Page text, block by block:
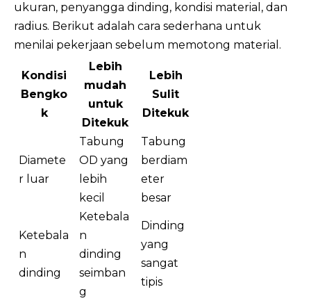
ukuran, penyangga dinding, kondisi material, dan
radius. Berikut adalah cara sederhana untuk
menilai pekerjaan sebelum memotong material.
Kondisi
Bengko
k
Lebih
mudah
untuk
Ditekuk
Lebih
Sulit
Ditekuk
Diamete
r luar
Tabung
OD yang
lebih
kecil
Tabung
berdiam
eter
besar
Ketebala
n
dinding
Ketebala
n
dinding
seimban
g
Dinding
yang
sangat
tipis